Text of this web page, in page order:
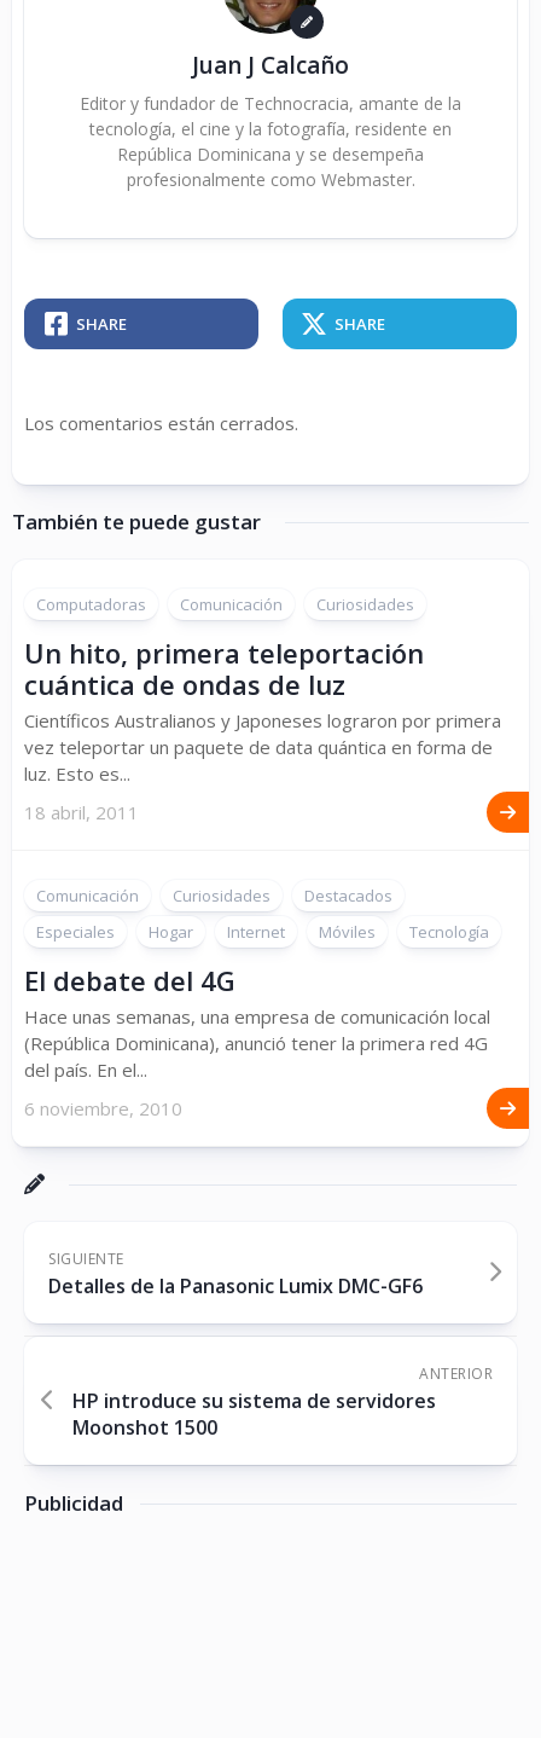
Juan J Calcaño
Editor y fundador de Technocracia, amante de la
tecnología, el cine y la fotografía, residente en
República Dominicana y se desempeña
profesionalmente como Webmaster.
SHARE SHARE
Los comentarios están cerrados.
También te puede gustar
Computadoras Comunicación Curiosidades
Un hito, primera teleportación
cuántica de ondas de luz
Científicos Australianos y Japoneses lograron por primera
vez teleportar un paquete de data quántica en forma de
luz. Esto es...
18 abril, 2011
Comunicación Curiosidades
Destacados
Especiales
Hogar Internet Móviles Tecnología
El debate del 4G
Hace unas semanas, una empresa de comunicación local
(República Dominicana), anunció tener la primera red 4G
del país. En el...
6 noviembre, 2010
SIGUIENTE
Detalles de la Panasonic Lumix DMC-GF6
ANTERIOR
HP introduce su sistema de servidores
Moonshot 1500
Publicidad